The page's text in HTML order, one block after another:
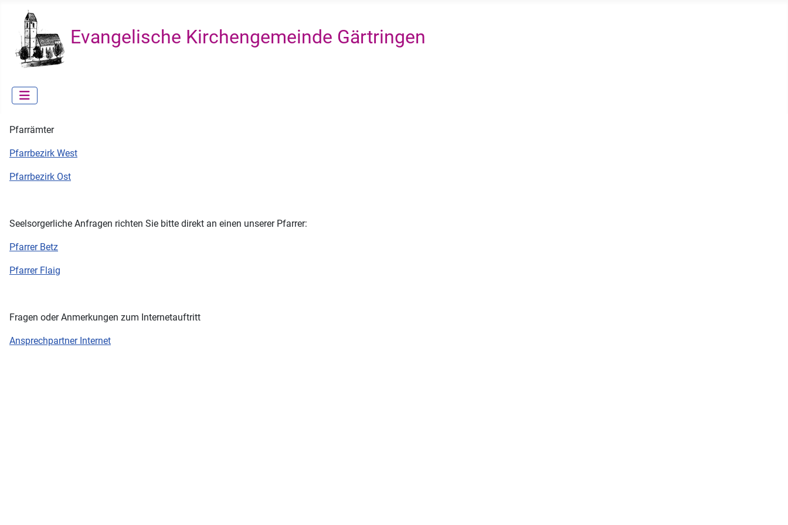
Evangelische Kirchengemeinde Gärtringen
Pfarrämter
Pfarrbezirk West
Pfarrbezirk Ost
Seelsorgerliche Anfragen richten Sie bitte direkt an einen unserer Pfarrer:
Pfarrer Betz
Pfarrer Flaig
Fragen oder Anmerkungen zum Internetauftritt
Ansprechpartner Internet